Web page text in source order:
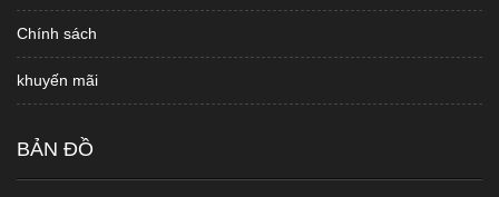
Chính sách
khuyến mãi
BẢN ĐỒ